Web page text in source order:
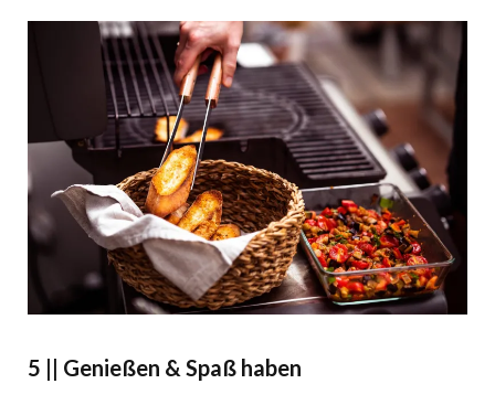
5 || Genießen & Spaß haben